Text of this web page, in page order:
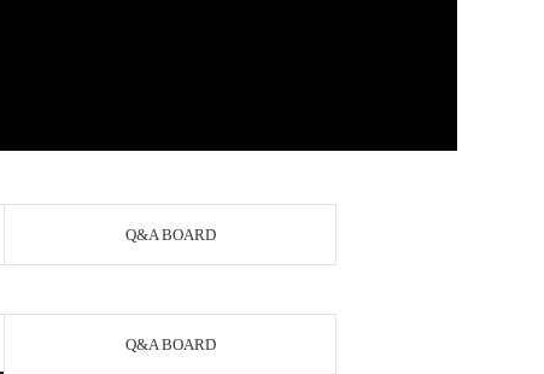
Q&A BOARD
Q&A BOARD